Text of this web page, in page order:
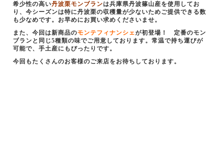
希少性の高い丹波栗モンブランは兵庫県丹波篠山産を使用してお
り、今シーズンは特に丹波栗の収穫量が少ないためご提供できる数
も少なめです。お早めにお買い求めくださいませ。
また、今回は新商品のモンテフィナンシェが初登場！ 定番のモン
ブランと同じ5種類の味でご用意しております。常温で持ち運びが
可能で、手土産にもぴったりです。
今回もたくさんのお客様のご来店をお待ちしております。